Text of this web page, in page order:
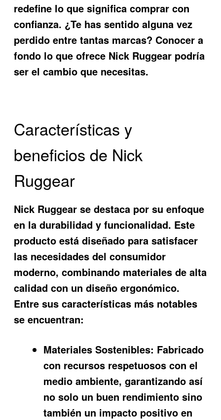
redefine lo que significa comprar con
confianza. ¿Te has sentido alguna vez
perdido entre tantas marcas? Conocer a
fondo lo que ofrece Nick Ruggear podría
ser el cambio que necesitas.
Características y
beneficios de Nick
Ruggear
Nick Ruggear se destaca por su enfoque
en la durabilidad y funcionalidad. Este
producto está diseñado para satisfacer
las necesidades del consumidor
moderno, combinando materiales de alta
calidad con un diseño ergonómico.
Entre sus características más notables
se encuentran:
Materiales Sostenibles: Fabricado
con recursos respetuosos con el
medio ambiente, garantizando así
no solo un buen rendimiento sino
también un impacto positivo en